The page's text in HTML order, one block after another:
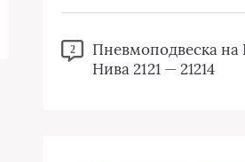
2
Пневмоподвеска на
Нива 2121 — 21214